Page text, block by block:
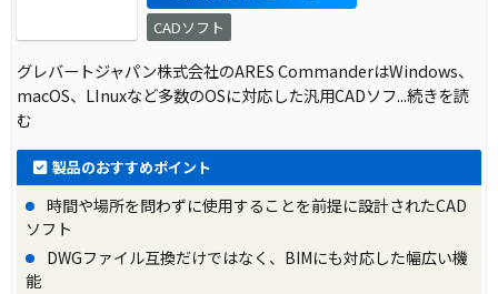
CADソフト
グレバートジャパン株式会社のARES CommanderはWindows、
macOS、LInuxなど多数のOSに対応した汎用CADソフ...続きを読
む
製品のおすすめポイント
時間や場所を問わずに使用することを前提に設計されたCAD
ソフト
DWGファイル互換だけではなく、BIMにも対応した幅広い機
能